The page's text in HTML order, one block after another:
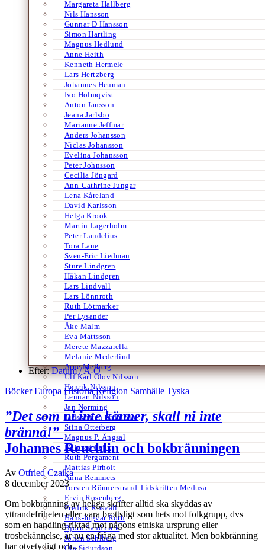
Margareta Hallberg
Nils Hansson
Gunnar D Hansson
Simon Hartling
Magnus Hedlund
Anne Heith
Kenneth Hermele
Lars Hertzberg
Johannes Heuman
Ivo Holmqvist
Anton Jansson
Jeana Jarlsbo
Marianne Jeffmar
Anders Johansson
Niclas Johansson
Evelina Johansson
Peter Johnsson
Cecilia Jöngard
Ann-Cathrine Jungar
Lena Kåreland
David Karlsson
Helga Krook
Martin Lagerholm
Peter Landelius
Tora Lane
Sven-Eric Liedman
Sture Lindgren
Håkan Lindgren
Lars Lindvall
Lars Lönnroth
Ruth Lötmarker
Per Lysander
Åke Malm
Eva Mattsson
Merete Mazzarella
Melanie Mederlind
Arne Melberg
Ulf Karl Olov Nilsson
Henrik Nilsson
Lennart Nilsson
Jan Norming
Tidskriften Ord&Bild
Stina Otterberg
Magnus P. Ängsal
Milorad Pejic
Ruth Pergament
Mattias Pirholt
Anna Remmets
Torsten Rönnerstrand Tidskriften Medusa
Ervin Rosenberg
Fredrik Rosvall
Hans-Ingvar Roth
Björn Sandmark
Johan Sehlberg
Ola Sigurdson
Efter:Datum /A-Ö
Böcker Europa Historia Religion Samhälle Tyska
”Det som ni inte känner, skall ni inte
bränna!”
Johannes Reuchlin och bokbränningen
Av Otfried Czaika
8 december 2023
Om bokbränning av heliga skrifter alltid ska skyddas av
yttrandefriheten eller vara brottsligt som hets mot folkgrupp, dvs
som en handling riktad mot någons etniska ursprung eller
trosbekännelse, är nu en fråga med stor aktualitet. Men bokbränning
har otvetydigt och…